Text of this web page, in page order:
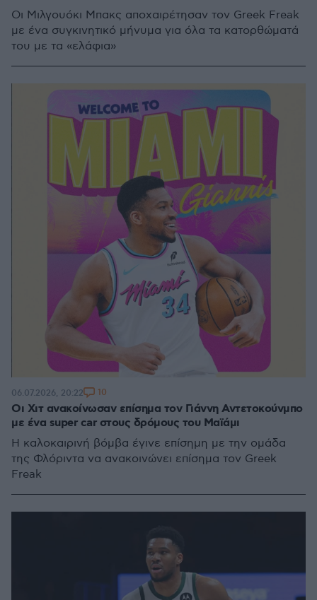
Οι Μιλγουόκι Μπακς αποχαιρέτησαν τον Greek Freak
με ένα συγκινητικό μήνυμα για όλα τα κατορθώματά
του με τα «ελάφια»
Οι Χιτ ανακοίνωσαν επίσημα τον Γιάννη Αντετοκούνμπο
με ένα super car στους δρόμους του Μαϊάμι
Η καλοκαιρινή βόμβα έγινε επίσημη με την ομάδα
της Φλόριντα να ανακοινώνει επίσημα τον Greek
Freak
06.07.2026, 20:22 10